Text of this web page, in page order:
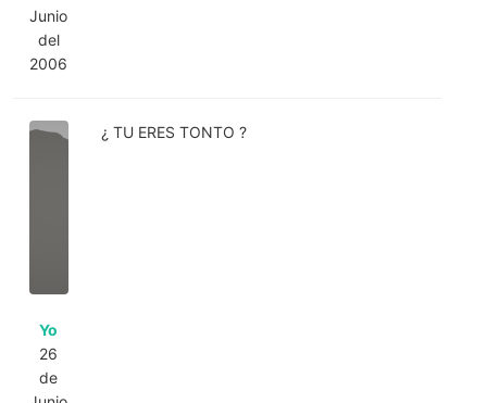
Junio
del
2006
Yo
26
de
¿ TU ERES TONTO ?